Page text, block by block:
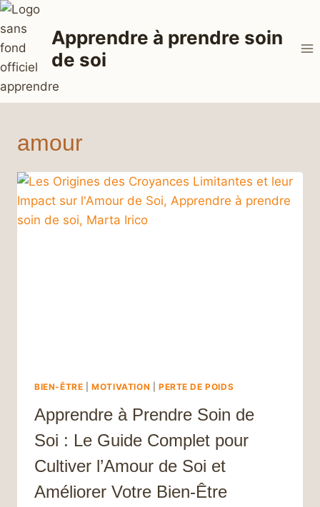
Aller
au
contenu
Apprendre à prendre soin
de soi
amour
BIEN-ÊTRE |MOTIVATION PERTE DE POIDS
Apprendre à Prendre Soin de
Soi : Le Guide Complet pour
Cultiver l’Amour de Soi et
Améliorer Votre Bien-Être